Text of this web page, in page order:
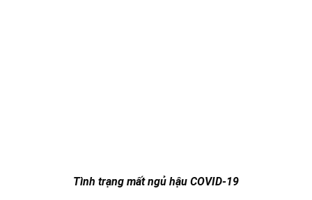
Tình trạng mất ngủ hậu COVID-19